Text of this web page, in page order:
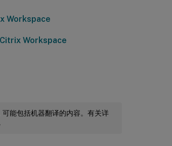
Workspace
Workspace
能包括机器翻译的内容。有关详